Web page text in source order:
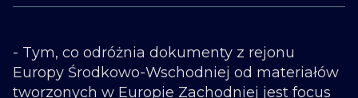
- Tym, co odróżnia dokumenty z rejonu
Europy Środkowo-Wschodniej od materiałów
tworzonych w Europie Zachodniej jest focus